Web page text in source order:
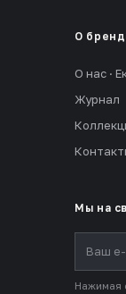
О
О нас ·
Журнал
Мы на
Нажимая